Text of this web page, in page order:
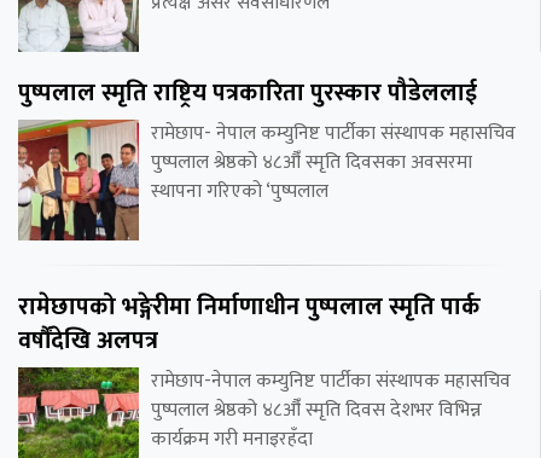
पुष्पलाल स्मृति राष्ट्रिय पत्रकारिता पुरस्कार पौडेललाई
रामेछाप- नेपाल कम्युनिष्ट पार्टीका संस्थापक महासचिव
पुष्पलाल श्रेष्ठको ४८औँ स्मृति दिवसका अवसरमा
स्थापना गरिएको ‘पुष्पलाल
रामेछापको भङ्गेरीमा निर्माणाधीन पुष्पलाल स्मृति पार्क
वर्षौंदेखि अलपत्र
रामेछाप-नेपाल कम्युनिष्ट पार्टीका संस्थापक महासचिव
पुष्पलाल श्रेष्ठको ४८औँ स्मृति दिवस देशभर विभिन्न
कार्यक्रम गरी मनाइरहँदा